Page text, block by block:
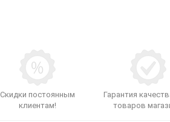
Скидки постоянным
клиентам!
Гарантия
товаров